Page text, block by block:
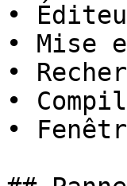
•
• Mise
•
•
•